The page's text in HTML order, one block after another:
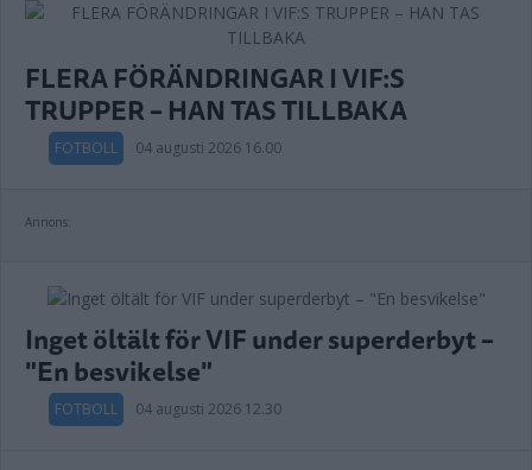
FLERA FÖRÄNDRINGAR I VIF:S
TRUPPER – HAN TAS TILLBAKA
FOTBOLL 04 augusti 2026 16.00
Annons:
Inget öltält för VIF under superderbyt –
"En besvikelse"
FOTBOLL 04 augusti 2026 12.30